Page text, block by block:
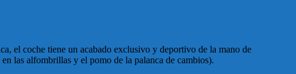
el coche tiene un acabado exclusivo y deportivo de la mano de
las alfombrillas y el pomo de la palanca de cambios).